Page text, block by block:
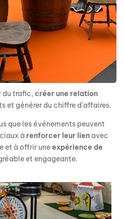
du trafic, créer une relation
et générer du chiffre d’affaires.
que les événements peuvent
à renforcer leur lienavec
et à offrir uneexpérience de
et engageante.